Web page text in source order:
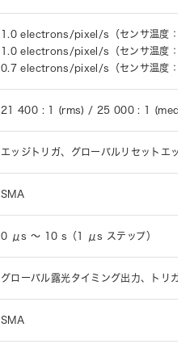
1.0 electrons/pixel/s（センサ温度：
1.0 electrons/pixel/s（センサ温度：
0.7 electrons/pixel/s（センサ温度：
21 400 : 1 (rms) / 25 000 : 1
エッジトリガ、グローバルリセットエッ
SMA
0 μs ～ 10 s（1 μs ステップ）
グローバル露光タイミング出力、トリガ
SMA